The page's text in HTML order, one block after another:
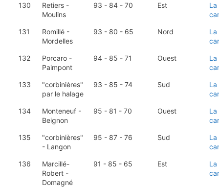
130
Retiers -
Moulins
93 - 84 - 70 Est
La
131
Romillé -
Mordelles
93 - 80 - 65 Nord
La
132
Porcaro -
Paimpont
94 - 85 - 71 Ouest
La
133
"corbinières"
par le halage
93 - 85 - 74 Sud
La
134
Monteneuf -
Beignon
95 - 81 - 70 Ouest
La
135
"corbinières"
- Langon
95 - 87 - 76 Sud
La
136
Marcillé-
Robert -
Domagné
91 - 85 - 65 Est
La